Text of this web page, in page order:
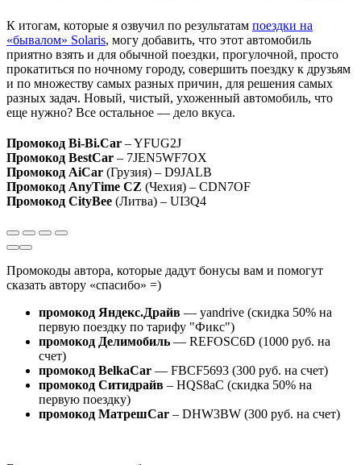
К итогам, которые я озвучил по результатам поездки на
«бывалом» Solaris, могу добавить, что этот автомобиль
приятно взять и для обычной поездки, прогулочной, просто
прокатиться по ночному городу, совершить поездку к друзьям
и по множеству самых разных причин, для решения самых
разных задач. Новый, чистый, ухоженный автомобиль, что
еще нужно? Все остальное — дело вкуса.
Промокод Bi-Bi.Car – YFUG2J
Промокод BestCar – 7JEN5WF7OX
Промокод AiCar (Грузия) – D9JALB
Промокод AnyTime CZ (Чехия) – CDN7OF
Промокод CityBee (Литва) – UI3Q4
Промокоды автора, которые дадут бонусы вам и помогут
сказать автору «спасибо» =)
промокод Яндекс.Драйв — yandrive (скидка 50% на
первую поездку по тарифу "Фикс")
промокод Делимобиль — REFOSC6D (1000 руб. на
счет)
промокод BelkaCar — FBCF5693 (300 руб. на счет)
промокод Ситидрайв – HQS8aC (скидка 50% на
первую поездку)
промокод МатрешCar – DHW3BW (300 руб. на счет)